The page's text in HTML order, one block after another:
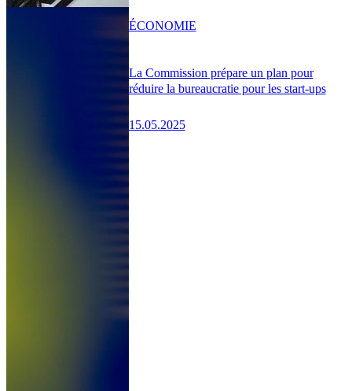
La Commission prépare un plan pour
réduire la bureaucratie pour les start-ups
15.05.2025
ÉCONOMIE